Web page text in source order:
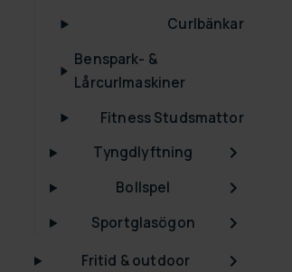
Curlbänkar
Benspark- &
Lårcurlmaskiner
Fitness Studsmattor
Tyngdlyftning
Bollspel
Sportglasögon
Fritid & outdoor